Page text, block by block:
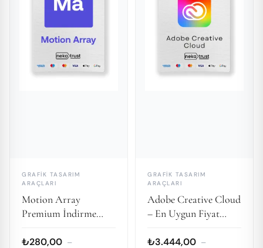
GRAFIK TASARIM
ARAÇLARI
Motion Array
Premium İndirme
Video ve Multimedya
₺280,00 –
GRAFIK TASARIM
ARAÇLARI
Adobe Creative Cloud
– En Uygun Fiyat
₺3.444,00 –